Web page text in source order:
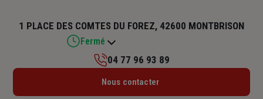
1 PLACE DES COMTES DU FOREZ, 42600 MONTBRISON
Fermé
Lundi : 09h – 12h / 14h – 18h
04 77 96 93 89
Nous contacter